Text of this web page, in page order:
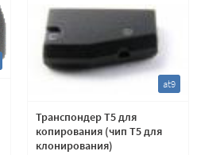
at9
Транспондер T5 для
копирования (чип Т5 для
клонирования)